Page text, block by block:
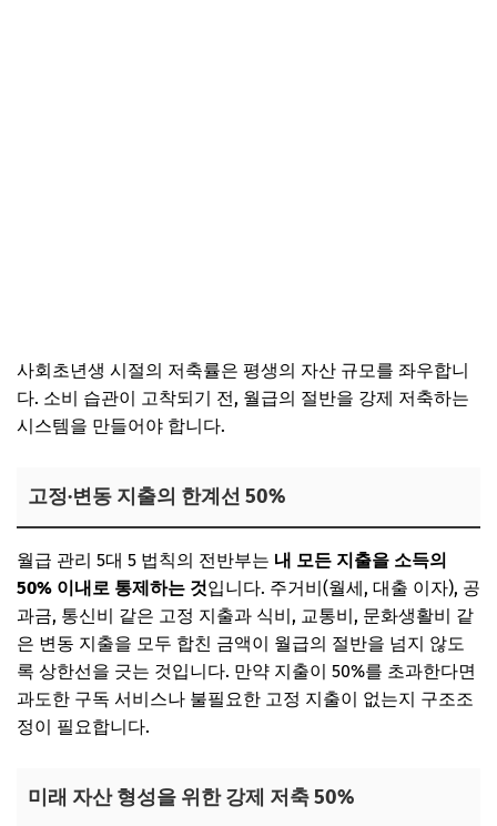
사회초년생 시절의 저축률은 평생의 자산 규모를 좌우합니
다. 소비 습관이 고착되기 전, 월급의 절반을 강제 저축하는
시스템을 만들어야 합니다.
고정·변동 지출의 한계선 50%
월급 관리 5대 5 법칙의 전반부는 내 모든 지출을 소득의
50% 이내로 통제하는 것입니다. 주거비(월세, 대출 이자), 공
과금, 통신비 같은 고정 지출과 식비, 교통비, 문화생활비 같
은 변동 지출을 모두 합친 금액이 월급의 절반을 넘지 않도
록 상한선을 긋는 것입니다. 만약 지출이 50%를 초과한다면
과도한 구독 서비스나 불필요한 고정 지출이 없는지 구조조
정이 필요합니다.
미래 자산 형성을 위한 강제 저축 50%